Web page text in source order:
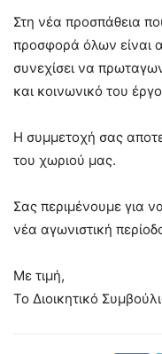
Στη νέα προσπάθεια
προσφορά όλων είναι
συνεχίσει να
και κοινωνικό του
Η συμμετοχή σας
του χωριού μας.
Σας περιμένουμε για
νέα αγωνιστική
Με τιμή,
Το Διοικητικό